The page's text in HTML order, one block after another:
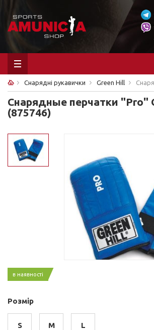
Снарядні рукавички Green Hill
Снарядные перчатки "Pro"
(875746)
в наявності
Розмір
S M L